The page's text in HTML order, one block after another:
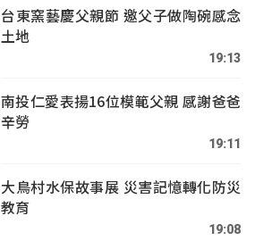
台東窯藝慶父親節 邀父子做陶碗感念
土地
19:13
南投仁愛表揚16位模範父親 感謝爸爸
辛勞
19:11
大鳥村水保故事展 災害記憶轉化防災
教育
19:08